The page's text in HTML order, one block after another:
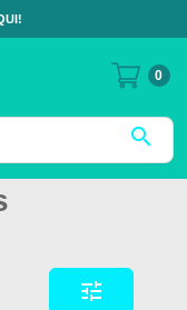
search
0
tune